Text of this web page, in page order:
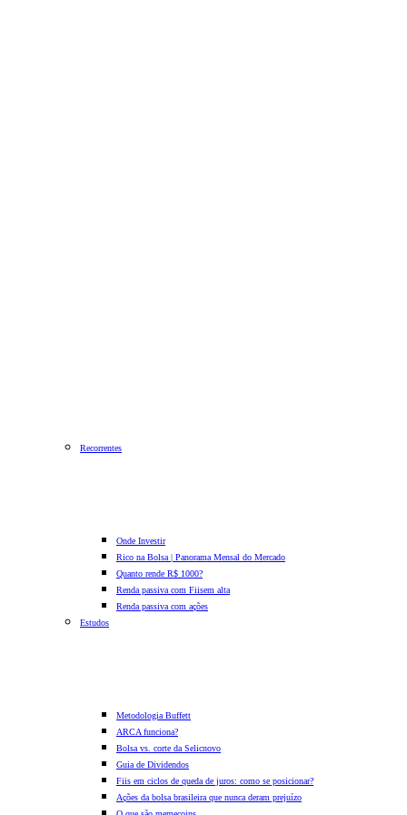
Recorrentes
Onde Investir
Rico na Bolsa | Panorama Mensal do Mercado
Quanto rende R$ 1000?
Renda passiva com Fiisem alta
Renda passiva com ações
Estudos
Metodologia Buffett
ARCA funciona?
Bolsa vs. corte da Selicnovo
Guia de Dividendos
Fiis em ciclos de queda de juros: como se posicionar?
Ações da bolsa brasileira que nunca deram prejuízo